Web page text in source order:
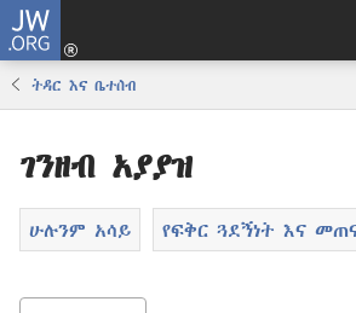
JW.ORG
ትዳር እና ቤተሰብ
ገንዘብ አያያዝ
ሁሉንም አሳይ የፍቅር ጓደኝነት እና